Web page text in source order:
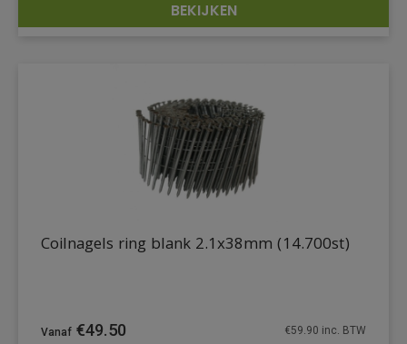
DETAILS
BEKIJKEN
Coilnagels ring blank 2.1x38mm (14.700st)
€49.50 €59.90 inc. BTW